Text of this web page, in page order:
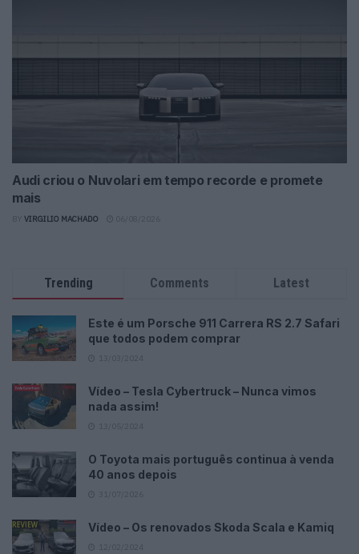
Audi criou o Nuvolari em tempo recorde e promete
mais
VIRGILIO MACHADO
Trending Comments Latest
Este é um Porsche 911 Carrera RS 2.7 Safari
que todos podem comprar
Vídeo – Tesla Cybertruck – Nunca vimos
nada assim!
O Toyota mais português continua à venda
40 anos depois
Vídeo – Os renovados Skoda Scala e Kamiq